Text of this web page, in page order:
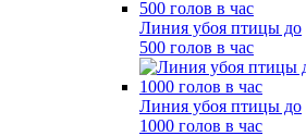
Линия убоя птицы до
500 голов в час
Линия убоя птицы до
1000 голов в час